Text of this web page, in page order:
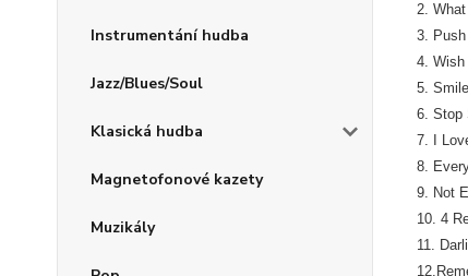
Instrumentání hudba
Jazz/Blues/Soul
Klasická hudba
Magnetofonové kazety
Muzikály
2. What
3. Push
4. Wish
5. Smile
6. Stop
7. I
8.
9. Not
10. 4
11.